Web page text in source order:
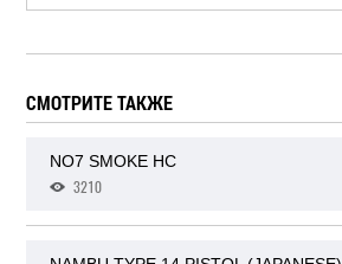
СМОТРИТЕ ТАКЖЕ
NO7 SMOKE HC
3210